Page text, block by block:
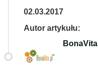
02.03.2017
Autor artykułu:
BonaVita